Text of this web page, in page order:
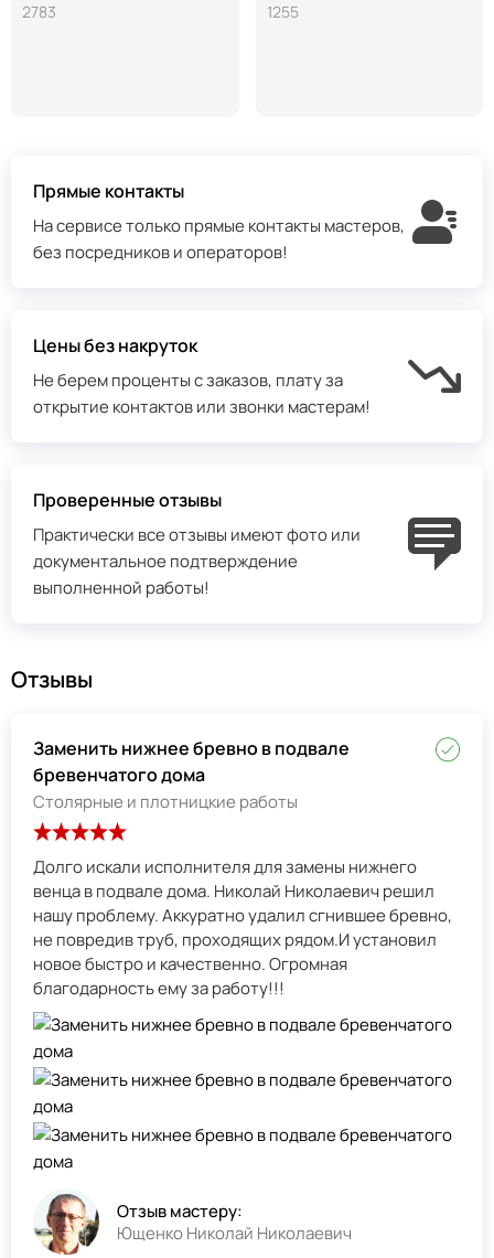
2783 1255
Прямые контакты
На сервисе только прямые контакты мастеров,
без посредников и операторов!
Цены без накруток
Не берем проценты с заказов, плату за
открытие контактов или звонки мастерам!
Проверенные отзывы
Практически все отзывы имеют фото или
документальное подтверждение
выполненной работы!
Отзывы
Заменить нижнее бревно в подвале
бревенчатого дома
Столярные и плотницкие работы
Долго искали исполнителя для замены нижнего
венца в подвале дома. Николай Николаевич решил
нашу проблему. Аккуратно удалил сгнившее бревно,
не повредив труб, проходящих рядом.И установил
новое быстро и качественно. Огромная
благодарность ему за работу!!!
Отзыв мастеру:
Ющенко Николай Николаевич